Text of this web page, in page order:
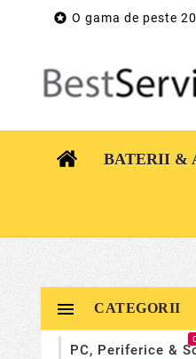
 O gama de peste
BATERII &
CATEGORII

PC, Periferice &